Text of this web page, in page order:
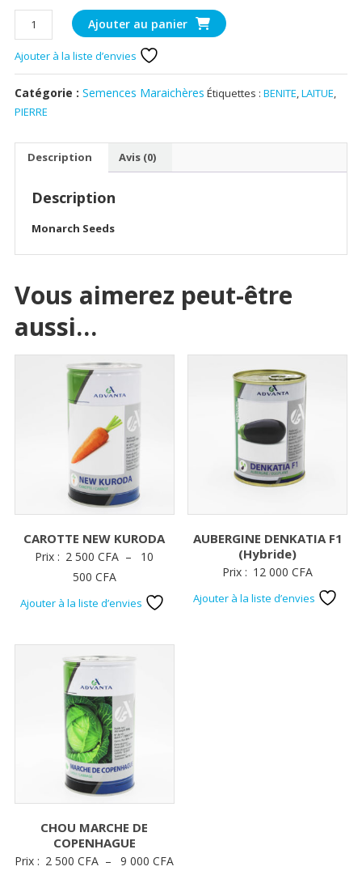
quantité
de
LAITUE
PIERRE
BENITE
Ajouter au panier
Ajouter à la liste d’envies
Catégorie : Semences Maraichères Étiquettes : BENITE,LAITUE,
PIERRE
Description Avis (0)
Description
Monarch Seeds
Vous aimerez peut-être
aussi…
CAROTTE NEW KURODA
Prix : 2 500CFA –
10
500 CFAPlage
500 CFA
10
500 CFA
Ajouter à la liste d’envies
AUBERGINE DENKATIA F1
(Hybride)
Prix : 12 000CFA
Ajouter à la liste d’envies
CHOU MARCHE DE
COPENHAGUE
Prix : 2 500CFA – 9 000CFAPlage